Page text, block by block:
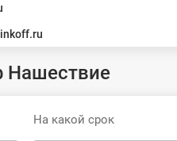
Нашествие
На какой срок